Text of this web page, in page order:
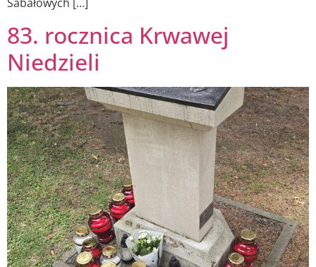
83. rocznica Krwawej
Niedzieli